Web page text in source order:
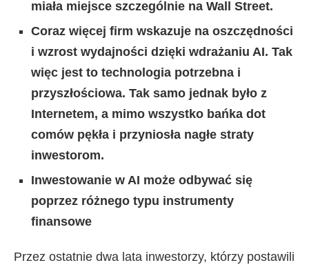
miała miejsce szczególnie na Wall Street.
Coraz więcej firm wskazuje na oszczędności
i wzrost wydajności dzięki wdrażaniu AI. Tak
więc jest to technologia potrzebna i
przyszłościowa. Tak samo jednak było z
Internetem, a mimo wszystko bańka dot
comów pękła i przyniosła nagłe straty
inwestorom.
Inwestowanie w AI może odbywać się
poprzez różnego typu instrumenty
finansowe
Przez ostatnie dwa lata inwestorzy, którzy postawili